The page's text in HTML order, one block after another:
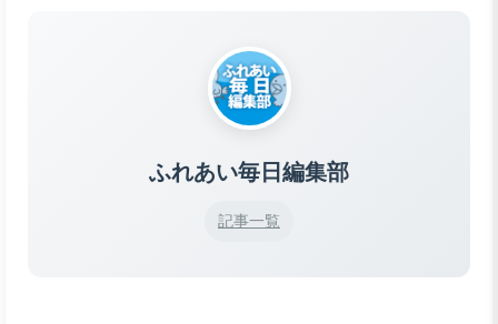
ふれあい毎日編集部
記事一覧